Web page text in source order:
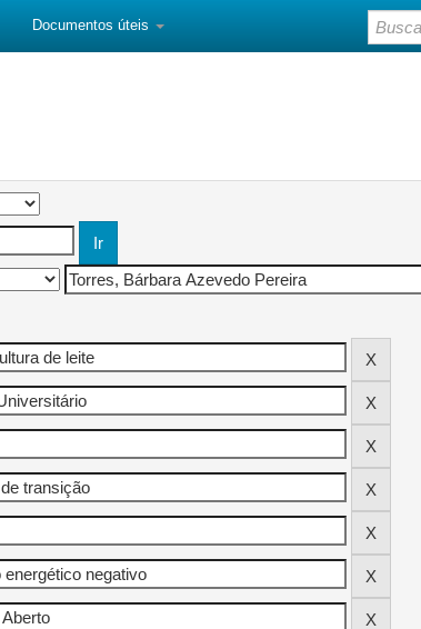
Documentos úteis